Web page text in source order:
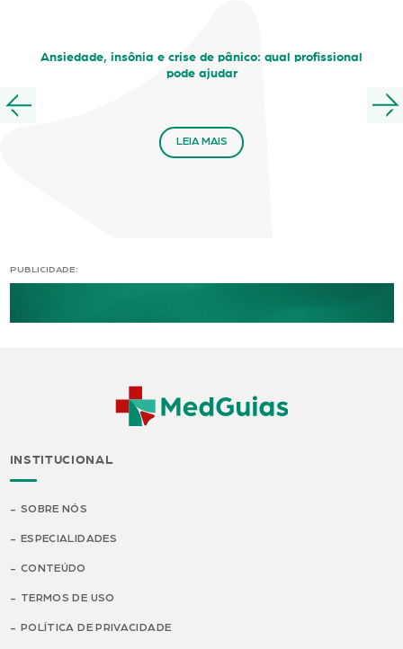
Ansiedade, insônia e crise de pânico: qual profissional
pode ajudar
LEIA MAIS
PUBLICIDADE:
INSTITUCIONAL
SOBRE NÓS
ESPECIALIDADES
CONTEÚDO
TERMOS DE USO
POLÍTICA DE PRIVACIDADE